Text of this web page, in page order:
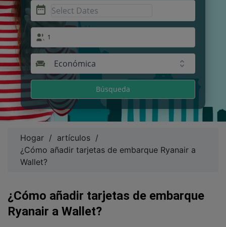
1
Económica
Búsqueda
Hogar / artículos /
¿Cómo añadir tarjetas de embarque Ryanair a
Wallet?
¿Cómo añadir tarjetas de embarque
Ryanair a Wallet?